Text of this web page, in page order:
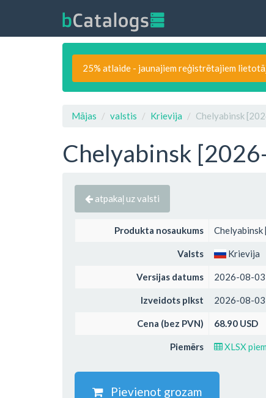
25% atlaide - jaunajiem reģistrētajiem
Mājas valstis Krievija Chelyabinsk
Chelyabinsk
atpakaļ uz valsti
Produkta nosaukums
Valsts Krievija
Versijas datums 2026-08-03
Izveidots plkst 2026-08-
Cena (bez PVN) 68.90 USD
Piemērs XLSX
Pievienot grozam